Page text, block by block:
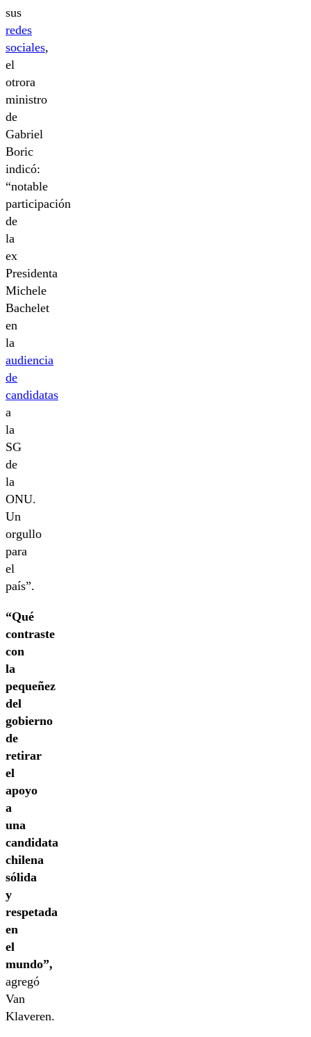
sus
redes
sociales,
el
otrora
ministro
de
Gabriel
Boric
indicó:
“notable
participación
de
la
ex
Presidenta
Michele
Bachelet
en
la
audiencia
de
candidatas
a
la
SG
de
la
ONU.
Un
orgullo
para
el
país”.
“Qué
contraste
con
la
pequeñez
del
gobierno
de
retirar
el
apoyo
a
una
candidata
chilena
sólida
y
respetada
en
el
mundo”,
agregó
Van
Klaveren.